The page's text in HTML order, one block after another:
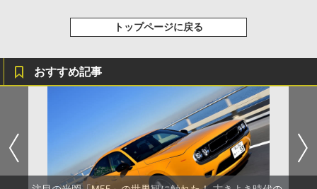
トップページに戻る
おすすめ記事